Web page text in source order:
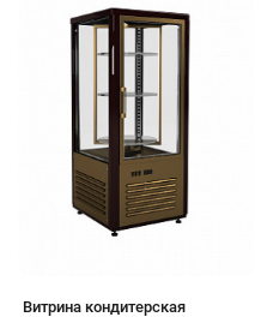
Витрина кондитерская